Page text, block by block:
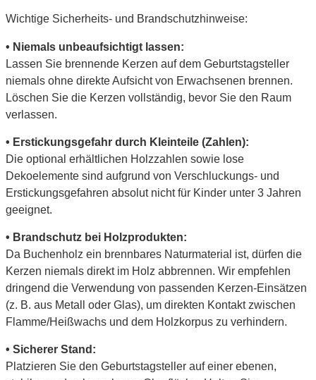
Wichtige Sicherheits- und Brandschutzhinweise:
• Niemals unbeaufsichtigt lassen:
Lassen Sie brennende Kerzen auf dem Geburtstagsteller
niemals ohne direkte Aufsicht von Erwachsenen brennen.
Löschen Sie die Kerzen vollständig, bevor Sie den Raum
verlassen.
• Erstickungsgefahr durch Kleinteile (Zahlen):
Die optional erhältlichen Holzzahlen sowie lose
Dekoelemente sind aufgrund von Verschluckungs- und
Erstickungsgefahren absolut nicht für Kinder unter 3 Jahren
geeignet.
• Brandschutz bei Holzprodukten:
Da Buchenholz ein brennbares Naturmaterial ist, dürfen die
Kerzen niemals direkt im Holz abbrennen. Wir empfehlen
dringend die Verwendung von passenden Kerzen-Einsätzen
(z. B. aus Metall oder Glas), um direkten Kontakt zwischen
Flamme/Heißwachs und dem Holzkorpus zu verhindern.
• Sicherer Stand:
Platzieren Sie den Geburtstagsteller auf einer ebenen,